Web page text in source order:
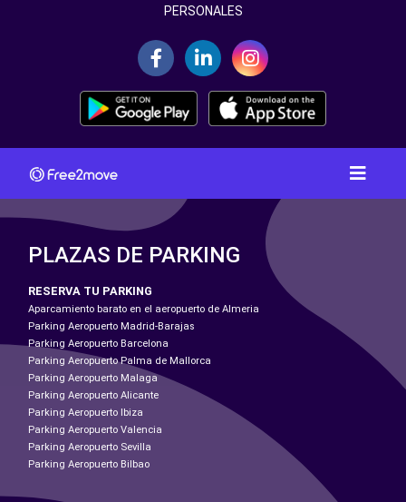
PERSONALES
PLAZAS DE PARKING
RESERVA TU PARKING
Aparcamiento barato en el aeropuerto de Almeria
Parking Aeropuerto Madrid-Barajas
Parking Aeropuerto Barcelona
Parking Aeropuerto Palma de Mallorca
Parking Aeropuerto Malaga
Parking Aeropuerto Alicante
Parking Aeropuerto Ibiza
Parking Aeropuerto Valencia
Parking Aeropuerto Sevilla
Parking Aeropuerto Bilbao